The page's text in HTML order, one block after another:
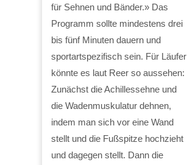
für Sehnen und Bänder.» Das
Programm sollte mindestens drei
bis fünf Minuten dauern und
sportartspezifisch sein. Für Läufer
könnte es laut Reer so aussehen:
Zunächst die Achillessehne und
die Wadenmuskulatur dehnen,
indem man sich vor eine Wand
stellt und die Fußspitze hochzieht
und dagegen stellt. Dann die